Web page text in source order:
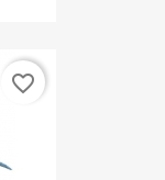
favorite_border